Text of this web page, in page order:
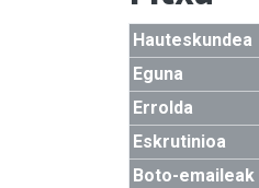
Hauteskundea
Eguna
Errolda
Eskrutinioa
Boto-emaileak